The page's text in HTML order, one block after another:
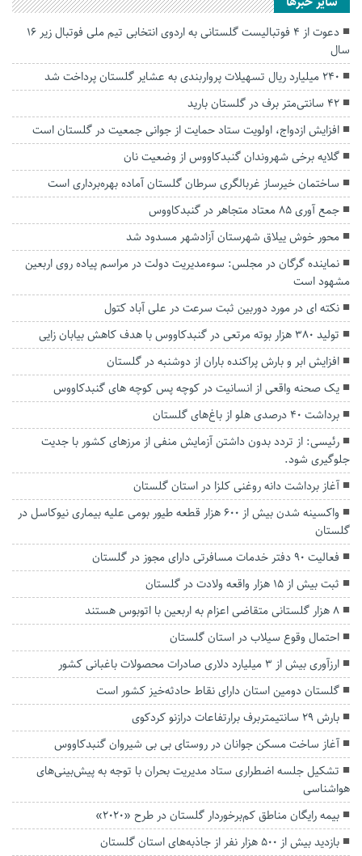
دعوت از ۴ فوتبالیست گلستانی به اردوی انتخابی تیم ملی فوتبال زیر ١۶
سال
۲۴۰ میلیارد ریال تسهیلات پرواربندی به عشایر گلستان پرداخت شد
۴۲ سانتی‌متر برف در گلستان بارید
افزایش ازدواج، اولویت ستاد حمایت از جوانی جمعیت در گلستان است
گلایه برخی شهروندان گنبدکاووس از وضعیت نان
ساختمان خیرساز غربالگری سرطان گلستان آماده بهره‌برداری است
جمع آوری ۸۵ معتاد متجاهر در گنبدکاووس
محور خوش ییلاق شهرستان آزادشهر مسدود شد
نماینده گرگان در مجلس: سوءمدیریت دولت در مراسم پیاده روی اربعین
مشهود است
نکته ای در مورد دوربین ثبت سرعت در علی آباد کتول
تولید ۳۸۰ هزار بوته مرتعی در گنبدکاووس با هدف کاهش بیابان زایی
افزایش ابر و بارش پراکنده باران از دوشنبه در گلستان
یک صحنه واقعی از انسانیت در کوچه پس کوچه های گنبدکاووس
برداشت ۴۰ درصدی هلو از باغ‌های گلستان
رئیسی: از تردد بدون داشتن آزمایش منفی از مرزهای کشور با جدیت
جلوگیری شود.
آغاز برداشت دانه روغنی کلزا در استان گلستان
واکسینه شدن بیش از ۶۰۰ هزار قطعه طیور بومی علیه بیماری نیوکاسل در
گلستان
فعالیت ۹۰ دفتر خدمات مسافرتی دارای مجوز در گلستان
ثبت بیش از ۱۵ هزار واقعه ولادت در گلستان
۸ هزار گلستانی متقاضی اعزام به اربعین با اتوبوس هستند
احتمال وقوع سیلاب در استان گلستان
ارزآوری بیش از ۳ میلیارد دلاری صادرات محصولات باغبانی کشور
گلستان دومین استان دارای نقاط حادثه‌خیز کشور است
بارش ۲۹ سانتیمتربرف برارتفاعات درازنو کردکوی
آغاز ساخت مسکن جوانان در روستای بی بی شیروان گنبدکاووس
تشکیل جلسه اضطراری ستاد مدیریت بحران با توجه به پیش‌بینی‌های
هواشناسی
بیمه رایگان مناطق کم‌برخوردار گلستان در طرح «۲۰۲۰»
بازدید بیش از ۵۰۰ هزار نفر از جاذبه‌های استان گلستان